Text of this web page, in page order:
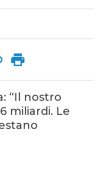
“Il nostro
miliardi. Le